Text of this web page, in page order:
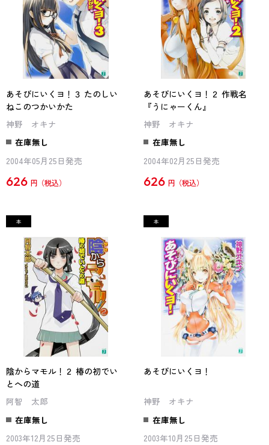
あそびにいくヨ！３ たのしい
ねこのつかいかた
神野 オキナ
在庫無し
2004年05月25日発売
626 円
あそびにいくヨ！２ 作戦名
『うにゃーくん』
神野 オキナ
在庫無し
2004年02月25日発売
626 円
陰からマモル！２ 椿の初でい
とへの道
阿智 太郎
在庫無し
2003年12月25日発売
あそびにいくヨ！
神野 オキナ
在庫無し
2003年10月25日発売